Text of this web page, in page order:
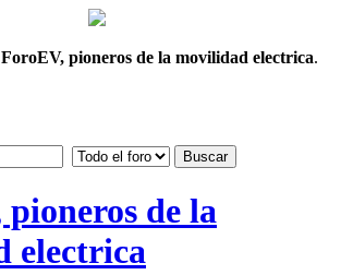
ForoEV, pioneros de la movilidad electrica.